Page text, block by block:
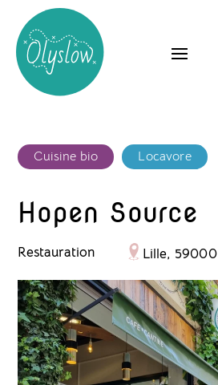
Cuisine bio Locavore
Hopen Source
Restauration Lille, 59000